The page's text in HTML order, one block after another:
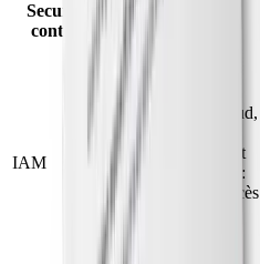
Security
control
IAM
Solutions IAM cloud,
MFA, principe du
moindre privilège et
zero trust Exemple :
sécurisation de l'accès